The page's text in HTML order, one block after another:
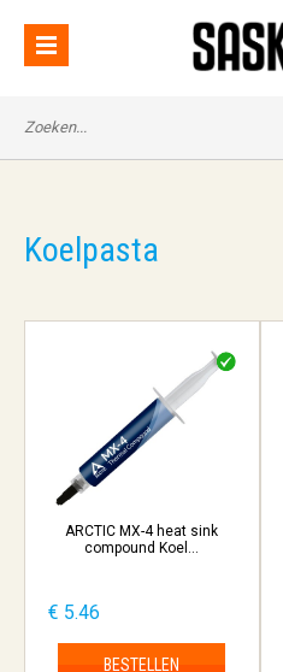
Koelpasta
ARCTIC MX-4 heat sink
compound Koel...
€ 5.46
BESTELLEN